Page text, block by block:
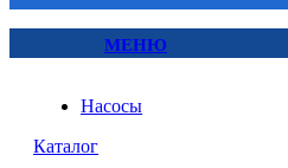
МЕНЮ
Насосы
Каталог